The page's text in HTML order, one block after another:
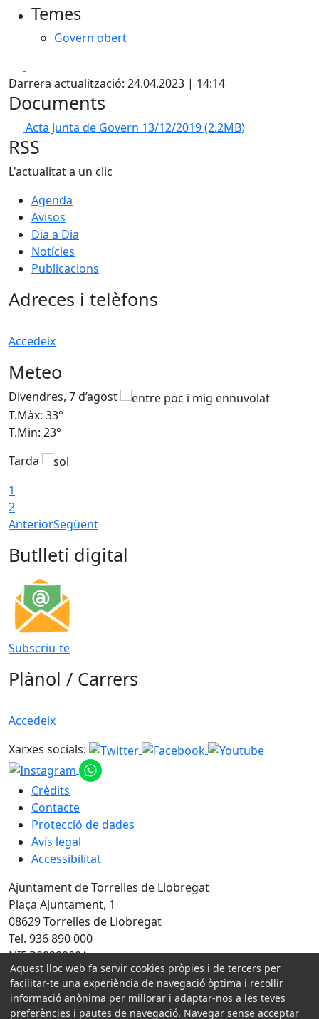
Temes
Govern obert
Darrera actualització: 24.04.2023 | 14:14
Documents
Acta Junta de Govern 13/12/2019(2.2MB)
RSS
L'actualitat a un clic
Agenda
Avisos
Dia a Dia
Notícies
Publicacions
Adreces i telèfons
Accedeix
Meteo
Divendres, 7 d’agost
T.Màx: 33°
T.Min: 23°
Tarda
1
2
AnteriorSegüent
Butlletí digital
Subscriu-te
Plànol / Carrers
Accedeix
Xarxes socials:
Crèdits
Contacte
Protecció de dades
Avís legal
Accessibilitat
Ajuntament de Torrelles de Llobregat
Plaça Ajuntament, 1
08629 Torrelles de Llobregat
Tel. 936 890 000
NIF P0828900A
Amb la col·laboració de:
Aquest lloc web fa servir cookies pròpies i de tercers per
facilitar-te una experiència de navegació òptima i recollir
informació anònima per millorar i adaptar-nos a les teves
preferències i pautes de navegació. Navegar sense acceptar